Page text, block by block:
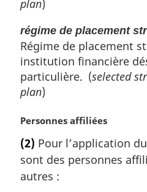
plan)
régime de placement
Régime de placement
institution financière
particulière. (selected
plan)
N
t
e
m
Personnes affiliées
(2) Pour l’application
sont des personnes
autres :